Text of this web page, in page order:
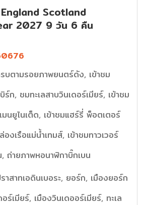
Scotland
2027 9 วัน 6 คืน
บตามรอยภาพยนตร์ดัง, เข้าชม
ร์ก, ชมทะเลสาบวินเดอร์เมียร์, เข้าชม
นยูไนเต็ด, เข้าชมแฮร์รี่ พ็อตเตอร์
งเรือแม่น้ำเทมส์, เข้าชมทาวเวอร์
ถ่ายภาพหอนาฬิกาบิ๊กเบน
าสาทเอดินเบอระ, ยอร์ก, เมืองยอร์ก
ร์เมียร์, เมืองวินเดออร์เมียร์, ทะเล